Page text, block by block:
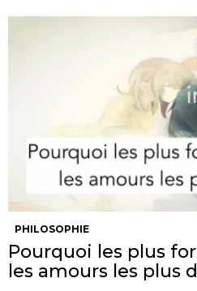
PHILOSOPHIE
Pourquoi les plus
les amours les plus